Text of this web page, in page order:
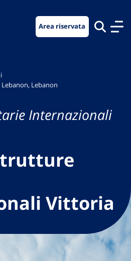
Area riservata
Lebanon
Internazionali
Vittoria